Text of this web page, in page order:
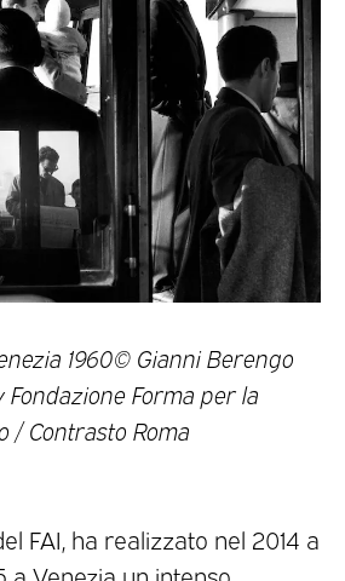
1960© Gianni Berengo
Forma per la
/ Contrasto Roma
FAI, ha realizzato nel 2014 a